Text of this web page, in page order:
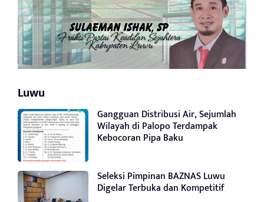
Luwu
Gangguan Distribusi Air, Sejumlah
Wilayah di Palopo Terdampak
Kebocoran Pipa Baku
Seleksi Pimpinan BAZNAS Luwu
Digelar Terbuka dan Kompetitif